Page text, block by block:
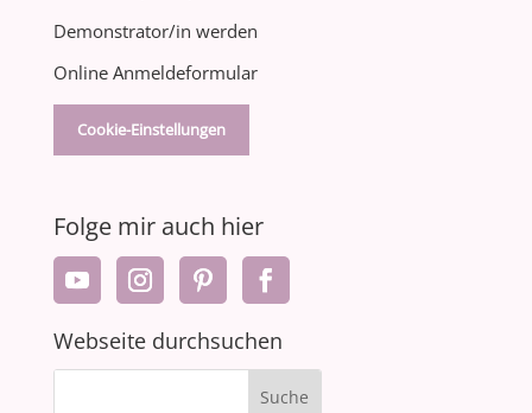
Demonstrator/in werden
Online Anmeldeformular
Cookie-Einstellungen
Folge mir auch hier
Webseite durchsuchen